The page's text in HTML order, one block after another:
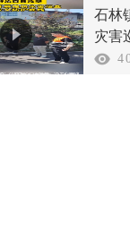
石林
灾害
防护